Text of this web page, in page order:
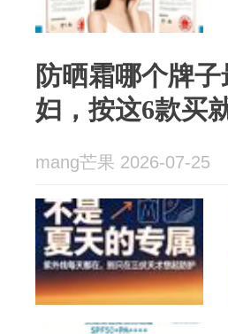
防晒霜哪个牌
妇，按这6款买
mang芒果 2026-07-25